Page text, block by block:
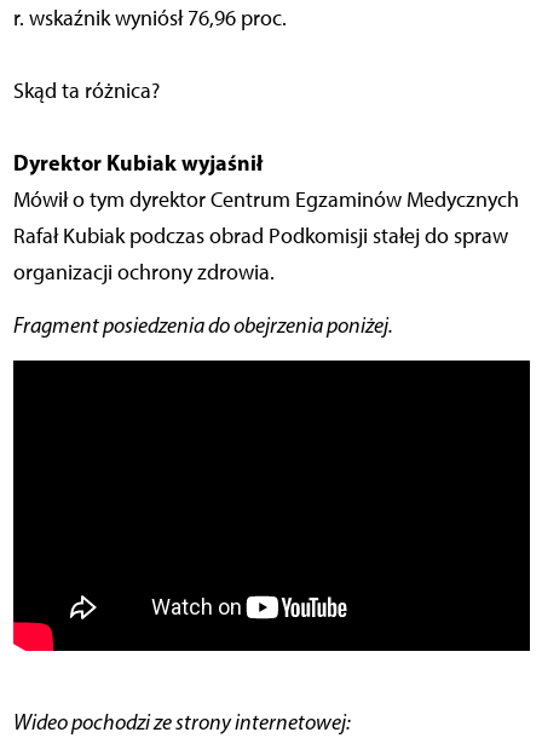
r. wskaźnik wyniósł 76,96 proc.
Skąd ta różnica?
Dyrektor Kubiak wyjaśnił
Mówił o tym dyrektor Centrum Egzaminów Medycznych
Rafał Kubiak podczas obrad Podkomisji stałej do spraw
organizacji ochrony zdrowia.
Fragment posiedzenia do obejrzenia poniżej.
Wideo pochodzi ze strony internetowej: